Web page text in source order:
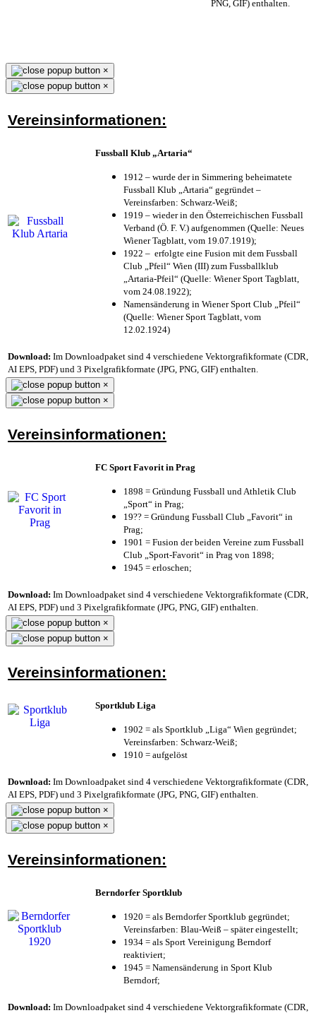
PNG, GIF) enthalten.
×
×
Vereinsinformationen:
Fussball Klub „Artaria“
1912 – wurde der in Simmering beheimatete
Fussball Klub „Artaria“ gegründet –
Vereinsfarben: Schwarz-Weiß;
1919 – wieder in den Österreichischen Fussball
Verband (Ö. F. V.) aufgenommen (Quelle: Neues
Wiener Tagblatt, vom 19.07.1919);
1922 – erfolgte eine Fusion mit dem Fussball
Club „Pfeil“ Wien (III) zum Fussballklub
„Artaria-Pfeil“ (Quelle: Wiener Sport Tagblatt,
vom 24.08.1922);
Namensänderung in Wiener Sport Club „Pfeil“
(Quelle: Wiener Sport Tagblatt, vom
12.02.1924)
Download: Im Downloadpaket sind 4 verschiedene Vektorgrafikformate (CDR,
AI EPS, PDF) und 3 Pixelgrafikformate (JPG, PNG, GIF) enthalten.
×
×
Vereinsinformationen:
FC Sport Favorit in Prag
1898 = Gründung Fussball und Athletik Club
„Sport“ in Prag;
19?? = Gründung Fussball Club „Favorit“ in
Prag;
1901 = Fusion der beiden Vereine zum Fussball
Club „Sport-Favorit“ in Prag von 1898;
1945 = erloschen;
Download: Im Downloadpaket sind 4 verschiedene Vektorgrafikformate (CDR,
AI EPS, PDF) und 3 Pixelgrafikformate (JPG, PNG, GIF) enthalten.
×
×
Vereinsinformationen:
Sportklub Liga
1902 = als Sportklub „Liga“ Wien gegründet;
Vereinsfarben: Schwarz-Weiß;
1910 = aufgelöst
Download: Im Downloadpaket sind 4 verschiedene Vektorgrafikformate (CDR,
AI EPS, PDF) und 3 Pixelgrafikformate (JPG, PNG, GIF) enthalten.
×
×
Vereinsinformationen:
Berndorfer Sportklub
1920 = als Berndorfer Sportklub gegründet;
Vereinsfarben: Blau-Weiß – später eingestellt;
1934 = als Sport Vereinigung Berndorf
reaktiviert;
1945 = Namensänderung in Sport Klub
Berndorf;
Download: Im Downloadpaket sind 4 verschiedene Vektorgrafikformate (CDR,